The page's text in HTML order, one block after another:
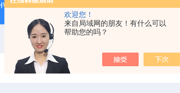
欢迎您！
来自局域网的朋友！有什么可以
帮助您的吗？
211C台式恒温摇床